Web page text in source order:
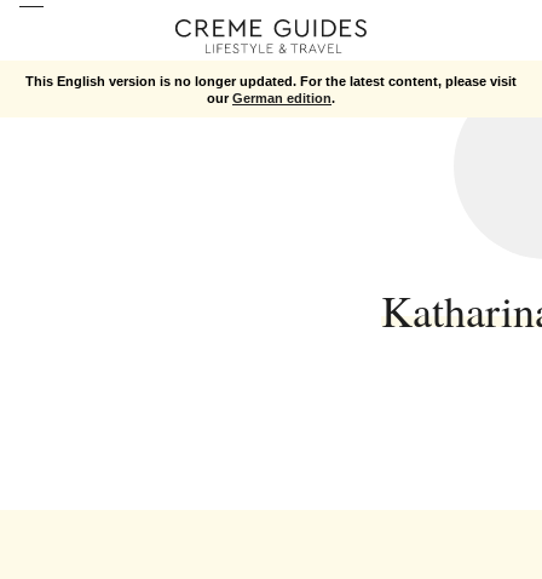
This English version is no longer updated. For the latest content, please visit
ourGerman edition.